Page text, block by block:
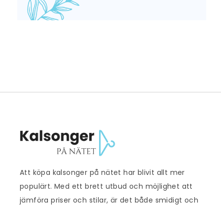
Att köpa kalsonger på nätet har blivit allt mer
populärt. Med ett brett utbud och möjlighet att
jämföra priser och stilar, är det både smidigt och